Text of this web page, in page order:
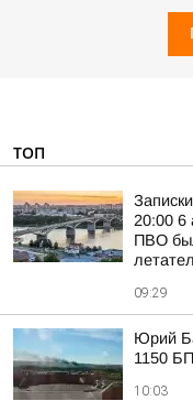
ТОП
20:00 6
ПВО
09:29
Юрий
1150
10:03